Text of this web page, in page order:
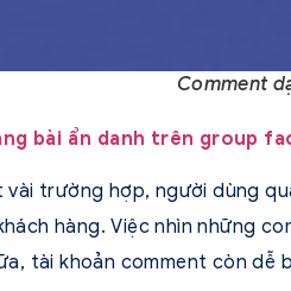
Comment
bài ẩn danh trên group
vài trường hợp, người dùng
hàng. Việc nhìn những
tài khoản comment còn dễ